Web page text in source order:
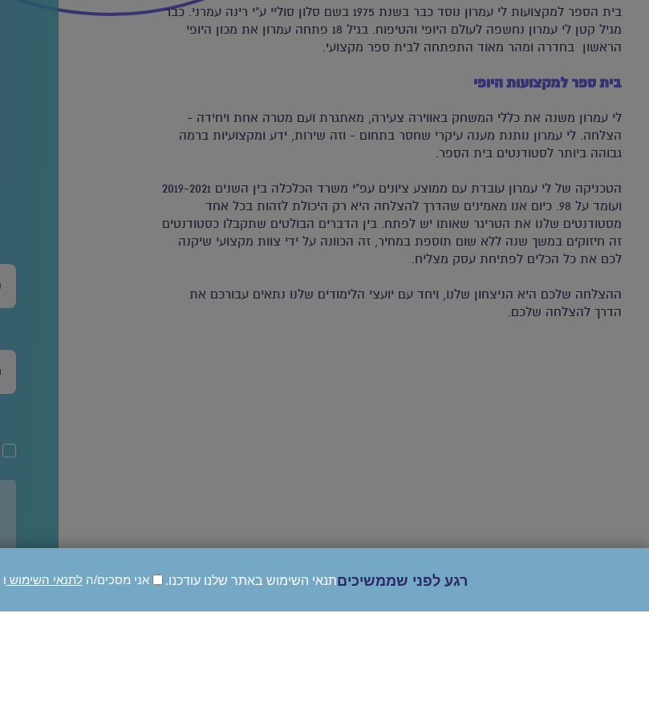
בית הספר למקצועות לי עמרון נוסד כבר בשנת 1975 בשם סלון סוליי ע"י רינה עמרני. כבר
מגיל קטן לי עמרון נחשפה לעולם היופי והטיפוח. בגיל 18 פתחה עמרון את מכון היופי
הראשון בחדרה ומהר מאוד התפתחה לבית ספר מקצועי.
בית ספר למקצועות היופי
לי עמרון משנה את כללי המשחק באווירה צעירה, מאתגרת ועם מטרה אחת ויחידה -
הצלחה. לי עמרון נותנת מענה עיקרי שחסר בתחום - וזה שירות, ידע ומקצועיות ברמה
גבוהה ביותר לסטודנטים בית הספר.
הטכניקה של לי עמרון עובדת עם ממוצע ציונים עפ"י משרד הכלכלה בין השנים 2019-2021
ועומד על 98. כיום אנו מאמינים שהדרך להצלחה היא רק היכולת לזהות בכל אחד
מסטודנטים שלנו את הטריגר שאותו יש לפתח. בין הדברים הבולטים שתקבלו כסטודנטים
זה חיזוקים במשך שנה ללא שום תוספת במחיר, זה הכוונה על ידי צוות מקצועי שיקנה
לכם את כל הכלים לפתיחת עסק מצליח.
ההצלחה שלכם היא הניצחון שלנו, ויחד עם יועצי הלימודים שלנו נתאים עבורכם את
הדרך להצלחה שלכם.
רגע לפני שממשיכיםתנאי השימוש באתר שלנו עודכנו. אני מסכים/הלתנאי השימוש ו